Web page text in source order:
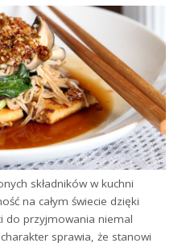
składników w kuchni
na całym świecie dzięki
do przyjmowania niemal
sprawia, że stanowi